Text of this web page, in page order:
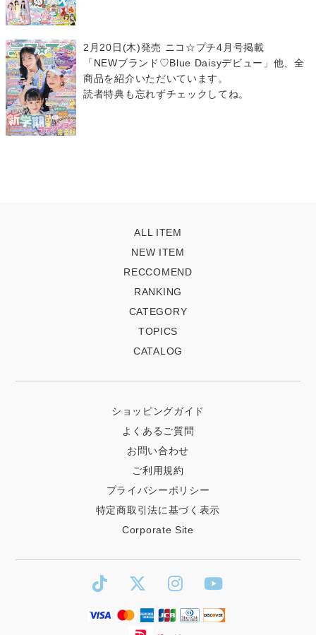
2月20日(木)発売 ニコ☆プチ4月号掲載
「NEWブランド♡Blue Daisyデビュー」他、全
商品を紹介いただいています。
読者特典も忘れずチェックしてね。
ALL ITEM
NEW ITEM
RECCOMEND
RANKING
CATEGORY
TOPICS
CATALOG
ショッピングガイド
よくあるご質問
お問い合わせ
ご利用規約
プライバシーポリシー
特定商取引法に基づく表示
Corporate Site